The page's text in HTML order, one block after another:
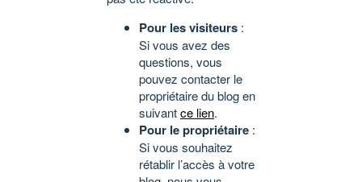
Pour les visiteurs :
Si vous avez des
questions, vous
pouvez contacter le
propriétaire du blog en
suivantce lien.
Pour le propriétaire :
Si vous souhaitez
rétablir l’accès à votre